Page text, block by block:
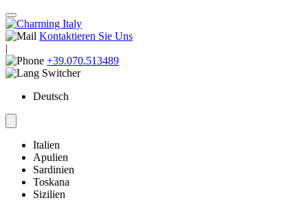
Kontaktieren Sie Uns
|
+39.070.513489
Deutsch
Italien
Apulien
Sardinien
Toskana
Sizilien